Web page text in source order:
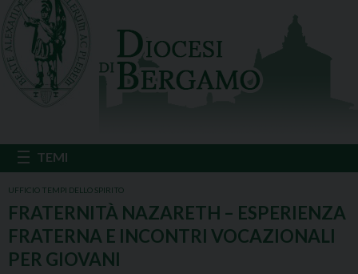
UFFICIO TEMPI DELLO SPIRITO
FRATERNITÀ NAZARETH – ESPERIENZA
FRATERNA E INCONTRI VOCAZIONALI
PER GIOVANI